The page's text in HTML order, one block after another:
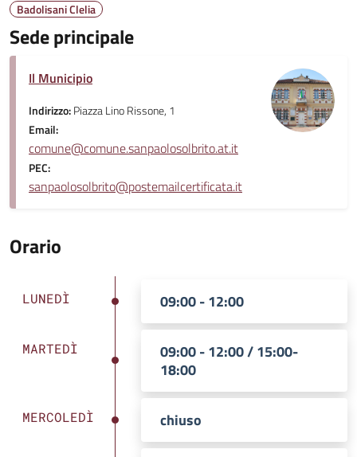
Badolisani Clelia
Sede principale
Il Municipio
Indirizzo:Piazza Lino Rissone, 1
Email:
comune@comune.sanpaolosolbrito.at.it
PEC:
sanpaolosolbrito@postemailcertificata.it
Orario
LUNEDÌ 09:00 - 12:00
MARTEDÌ
09:00 - 12:00 / 15:00-
18:00
MERCOLEDÌ chiuso